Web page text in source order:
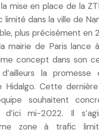
mise en place de la
limité dans la ville de
plus précisément en
mairie de Paris lance
concept dans son
la promesse
Hidalgo. Cette
souhaitent
d’ici mi-2022. Il
zone à trafic